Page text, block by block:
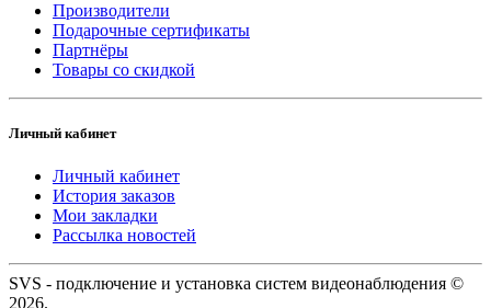
Производители
Подарочные сертификаты
Партнёры
Товары со скидкой
Личный кабинет
Личный кабинет
История заказов
Мои закладки
Рассылка новостей
SVS - подключение и установка систем видеонаблюдения ©
2026.